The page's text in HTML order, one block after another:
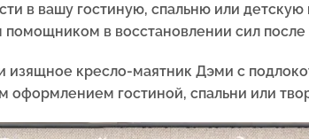
в вашу гостиную, спальню или
в восстановлении сил после
изящное кресло-маятник Дэми с
оформлением гостиной, спальни или